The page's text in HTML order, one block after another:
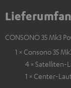
CONSONO 35 Mk3
1 × Consono 35
4 × Satelliten-
1 × Center-